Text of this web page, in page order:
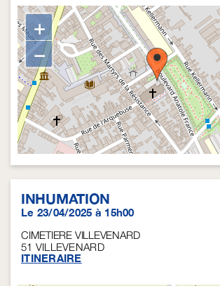
+
−
INHUMATION
Le 23/04/2025 à 15h00
CIMETIERE VILLEVENARD
51 VILLEVENARD
ITINERAIRE